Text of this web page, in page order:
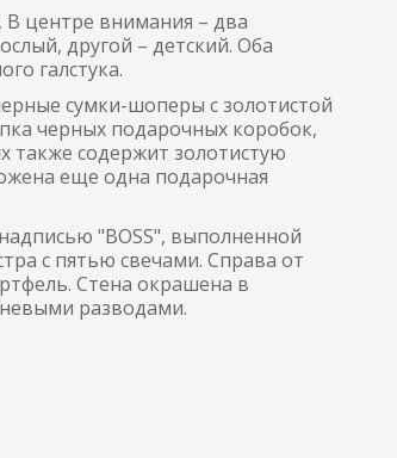
В центре внимания – два
другой – детский. Оба
галстука.
сумки-шоперы с золотистой
черных подарочных коробок,
также содержит золотистую
еще одна подарочная
"BOSS", выполненной
с пятью свечами. Справа от
Стена окрашена в
разводами.